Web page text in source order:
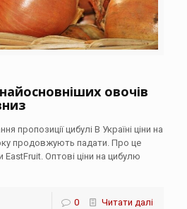
овочів
пропозиції цибулі В Україні ціни на
продовжують падати. Про це
Оптові ціни на цибулю
0 Читати далі